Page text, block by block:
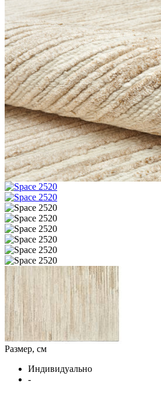
Размер, см
Индивидуально
-